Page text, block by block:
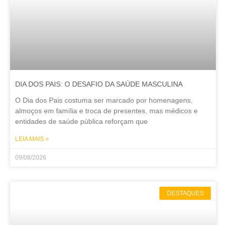
DIA DOS PAIS: O DESAFIO DA SAÚDE MASCULINA
O Dia dos Pais costuma ser marcado por homenagens,
almoços em família e troca de presentes, mas médicos e
entidades de saúde pública reforçam que
LEIA MAIS »
09/08/2026
DESTAQUES